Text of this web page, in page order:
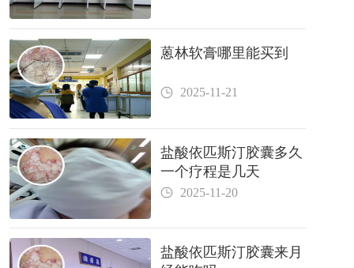
蒽林软膏哪里能买到
2025-11-21
盐酸依匹斯汀胶囊多久
一个疗程是几天
2025-11-20
盐酸依匹斯汀胶囊来月